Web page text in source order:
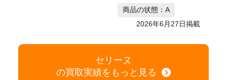
商品の状態：A
2026年6月27日掲載
セリーヌ
の買取実績をもっと見る